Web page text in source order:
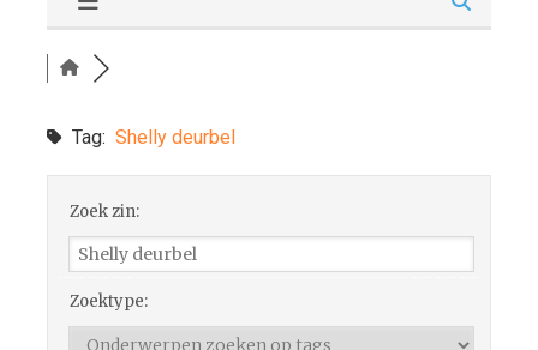
Tag: Shelly deurbel
Zoek zin:
Zoektype: